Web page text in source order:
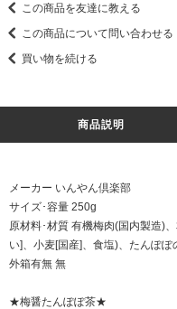
この商品を友達に教える
この商品について問い合わせる
買い物を続ける
商品説明
メーカー いんやん倶楽部
サイズ･容量 250g
原材料･材質 有機梅肉(国内製造)
い]、小麦[国産]、食塩)、たんぽ
外箱有無 無
★梅醤たんぽぽ茶★